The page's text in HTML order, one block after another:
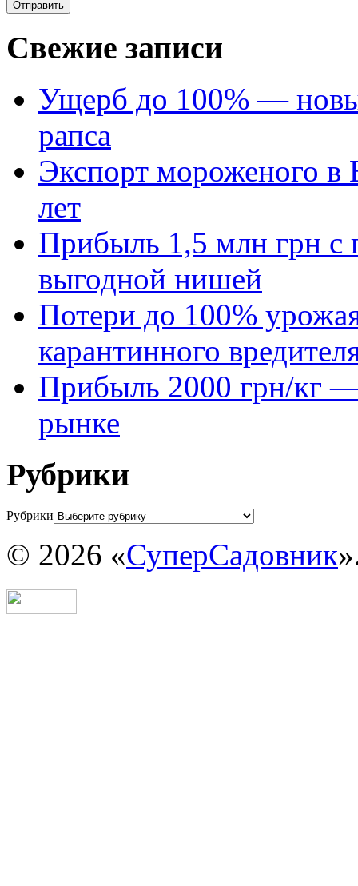
Свежие записи
Ущерб до 100% —
рапса
Экспорт мороженого в
лет
Прибыль 1,5 млн грн с
выгодной нишей
Потери до 100%
карантинного
Прибыль 2000 грн/кг —
рынке
Рубрики
Рубрики
© 2026 «СуперСадовник